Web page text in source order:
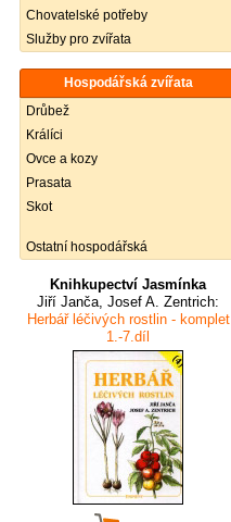
Chovatelské potřeby
Služby pro zvířata
Hospodářská zvířata
Drůbež
Králíci
Ovce a kozy
Prasata
Skot
Ostatní hospodářská
Knihkupectví Jasmínka
Jiří Janča, Josef A. Zentrich:
Herbář léčivých rostlin - komplet
1.-7.díl